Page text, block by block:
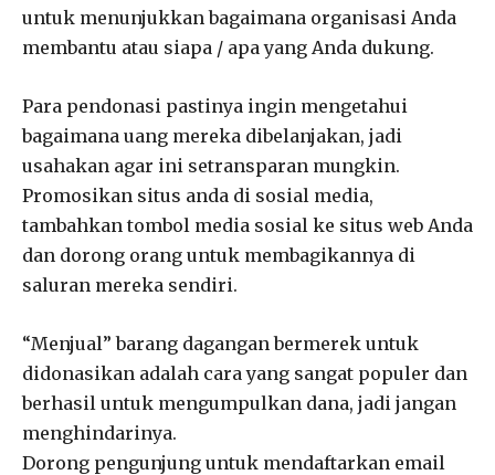
untuk menunjukkan bagaimana organisasi Anda
membantu atau siapa / apa yang Anda dukung.
Para pendonasi pastinya ingin mengetahui
bagaimana uang mereka dibelanjakan, jadi
usahakan agar ini setransparan mungkin.
Promosikan situs anda di sosial media,
tambahkan tombol media sosial ke situs web Anda
dan dorong orang untuk membagikannya di
saluran mereka sendiri.
“Menjual” barang dagangan bermerek untuk
didonasikan adalah cara yang sangat populer dan
berhasil untuk mengumpulkan dana, jadi jangan
menghindarinya.
Dorong pengunjung untuk mendaftarkan email